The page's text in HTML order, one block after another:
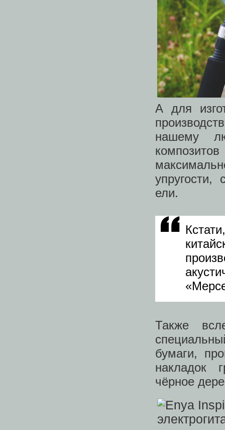
А для
нашему
ели.
Также
бумаги,
накладок
чёрное